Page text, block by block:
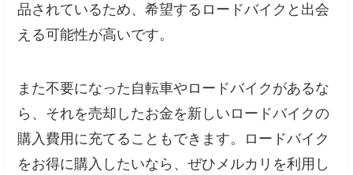
品されているため、希望するロードバイクと出会
える可能性が高いです。
また不要になった自転車やロードバイクがあるな
ら、それを売却したお金を新しいロードバイクの
購入費用に充てることもできます。ロードバイク
をお得に購入したいなら、ぜひメルカリを利用し